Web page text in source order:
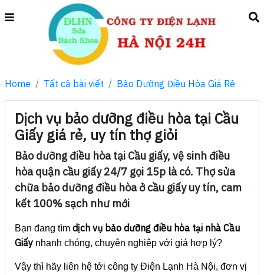
Home Tất cả bài viết Bảo Dưỡng Điều Hòa Giá Rẻ
Dịch vụ bảo dưỡng điều hòa tại Cầu
Giấy giá rẻ, uy tín thợ giỏi
Bảo dưỡng điều hòa tại Cầu giấy, vệ sinh điều
hòa quận cầu giấy 24/7 gọi 15p là có. Thợ sửa
chữa bảo dưỡng điều hòa ở cầu giấy uy tín, cam
kết 100% sạch như mới
Bạn đang tìm dịch vụ bảo dưỡng điều hòa tại nhà Cầu
Giấy nhanh chóng, chuyên nghiệp với giá hợp lý?
Vậy thì hãy liên hệ tới công ty Điện Lạnh Hà Nội, đơn vị